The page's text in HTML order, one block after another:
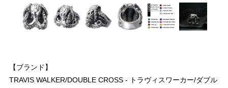
【ブランド】
TRAVIS WALKER/DOUBLE CROSS - トラヴィスワーカー/ダブル